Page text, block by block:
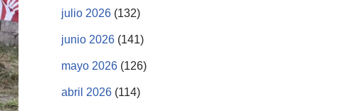
julio 2026 (132)
junio 2026 (141)
mayo 2026 (126)
abril 2026 (114)